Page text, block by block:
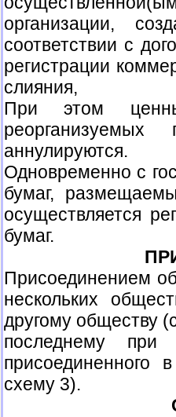
организации,
соответствии с
регистрации
слияния,
При этом
аннулируются.
Одновременно с
бумаг,
осуществляется
бумаг.
Присоединением
нескольких
другому обществу
последнему при
присоединенного
схему 3).